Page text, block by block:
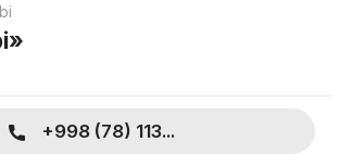
+998 (78) 113...